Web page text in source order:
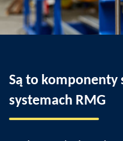
Są to komponenty
systemach RMG